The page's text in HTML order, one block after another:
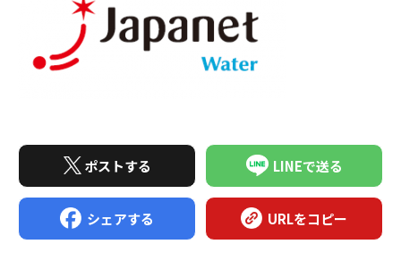
ポストする LINEで送る
シェアする URLをコピー